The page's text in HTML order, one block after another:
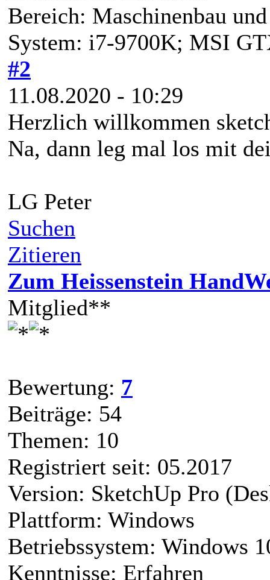
Bereich: Maschinenbau
System: i7-9700K; MSI
#2
11.08.2020 - 10:29
Herzlich willkommen
Na, dann leg mal los mit
LG Peter
Suchen
Zitieren
Zum Heissenstein
Mitglied**
Bewertung: 7
Beiträge: 54
Themen: 10
Registriert seit: 05.2017
Version: SketchUp Pro
Plattform: Windows
Betriebssystem: Windows
Kenntnisse: Erfahren